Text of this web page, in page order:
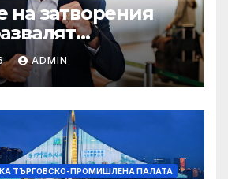
на затворения
на Флавио
за президент на
ADMIN
ТЪРГОВСКО-ПРОМИШЛЕНА ПАЛАТА